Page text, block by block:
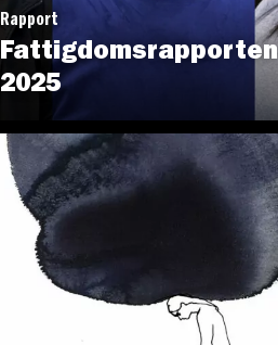
Rapport
Fattigdomsrapporten
2025